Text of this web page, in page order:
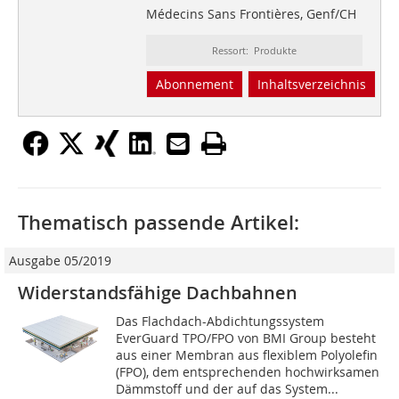
Médecins Sans Frontières, Genf/CH
Ressort: Produkte
Abonnement Inhaltsverzeichnis
Thematisch passende Artikel:
Ausgabe 05/2019
Widerstandsfähige Dachbahnen
Das Flachdach-Abdichtungssystem
EverGuard TPO/FPO von BMI Group besteht
aus einer Membran aus flexiblem Polyolefin
(FPO), dem entsprechenden hochwirksamen
Dämmstoff und der auf das System...